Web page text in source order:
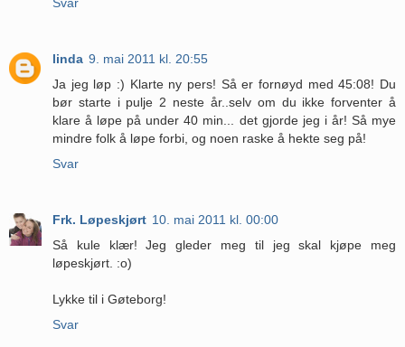
linda 9. mai 2011 kl. 20:55
Ja jeg løp :) Klarte ny pers! Så er fornøyd med 45:08! Du
bør starte i pulje 2 neste år..selv om du ikke forventer å
klare å løpe på under 40 min... det gjorde jeg i år! Så mye
mindre folk å løpe forbi, og noen raske å hekte seg på!
Svar
Frk. Løpeskjørt 10. mai 2011 kl. 00:00
Så kule klær! Jeg gleder meg til jeg skal kjøpe meg
løpeskjørt. :o)
Lykke til i Gøteborg!
Svar